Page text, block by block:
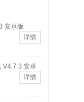
安卓版
详情
V4.7.3 安卓
详情